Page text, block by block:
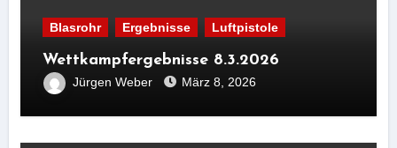
Blasrohr Ergebnisse Luftpistole
Wettkampfergebnisse 8.3.2026
Jürgen Weber März 8, 2026